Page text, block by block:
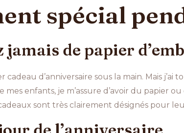
spécial
jamais de papier
cadeau d’anniversaire sous la main. Mais
mes enfants, je m’assure d’avoir du papier
sont très clairement désignés pour